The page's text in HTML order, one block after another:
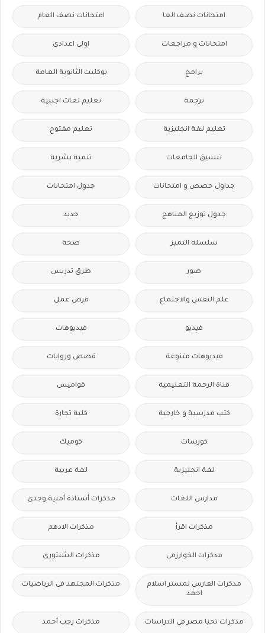
امتحانات نصف العا امتحانات نصف العام
امتحانات و مراجعات اولى اعدادى
برامج بوكليت الثانوية العامة
ترجمة تعليم لغات اجنبية
تعليم لغة انجليزية تعليم مفتوح
تنسيق الجامعات تنمية بشرية
جداول حصص و امتحانات جدول امتحانات
جدول توزيع المناهج جديد
سلسله التميز صحة
صور طرق تدريس
علم النفس والاجتماع فرص عمل
فيديو فيديوهات
فيديوهات متنوعة قصص وروايات
قناة الرحمة التعليمية قواميس
كتب مدرسية و خارجية كلية تجارة
كورسات كوميك
لغة انجليزية لغة عربية
مدارس اللغات مذكرات أستاذة أمنية وجدى
مذكرات اقرأ مذكرات الادهم
مذكرات الخوارزمى مذكرات الشنتورى
مذكرات الفارس لمستر اسلام
احمد
مذكرات المجتهد فى الرياضيات
مذكرات تحيا مصر فى الدراسات مذكرات رجب أحمد